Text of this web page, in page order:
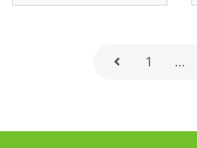
1 …